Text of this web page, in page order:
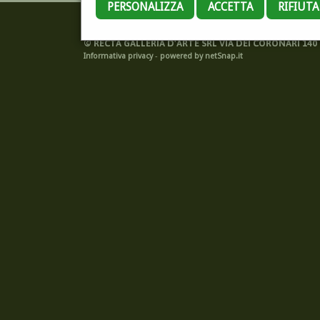
PERSONALIZZA ACCETTA
©RECTA GALLERIA D'ARTE SRL VIA DEI CORONARI
Informativa privacy- powered by netSnap.it